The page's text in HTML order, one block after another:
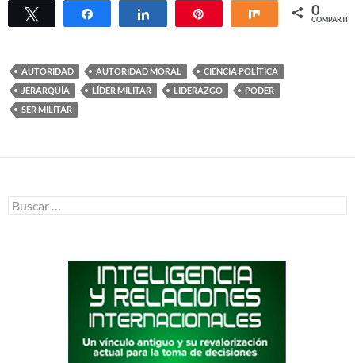
Twittear Compartir Compartir Compartir
0
COMPARTIR
AUTORIDAD AUTORIDAD MORAL
CIENCIA POLÍTICA
JERARQUÍA
LÍDER MILITAR LIDERAZGO
PODER
SER MILITAR
Buscar: